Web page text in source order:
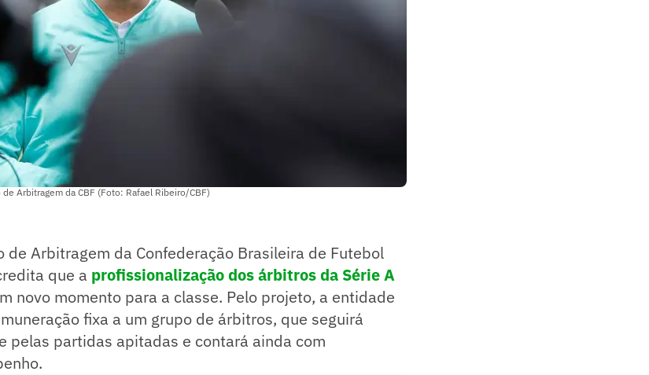
Arbitragem da CBF (Foto: Rafael Ribeiro/CBF)
de Arbitragem da Confederação Brasileira de Futebol
que a profissionalização dos árbitros da Série A
novo momento para a classe. Pelo projeto, a entidade
fixa a um grupo de árbitros, que seguirá
pelas partidas apitadas e contará ainda com